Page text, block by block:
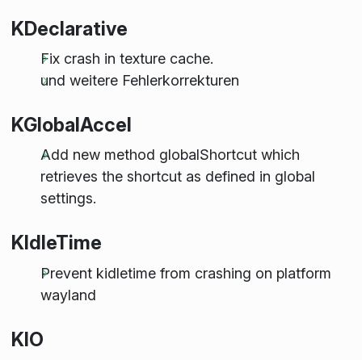
KDeclarative
Fix crash in texture cache.
und weitere Fehlerkorrekturen
KGlobalAccel
Add new method globalShortcut which
retrieves the shortcut as defined in global
settings.
KIdleTime
Prevent kidletime from crashing on platform
wayland
KIO